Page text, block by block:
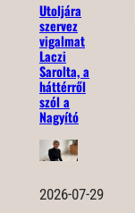
Utoljára
szervez
vigalmat
Laczi
Sarolta, a
háttérről
szól a
Nagyító
2026-07-29